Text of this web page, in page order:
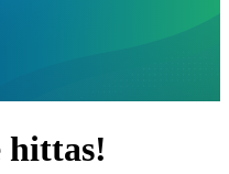
hittas!